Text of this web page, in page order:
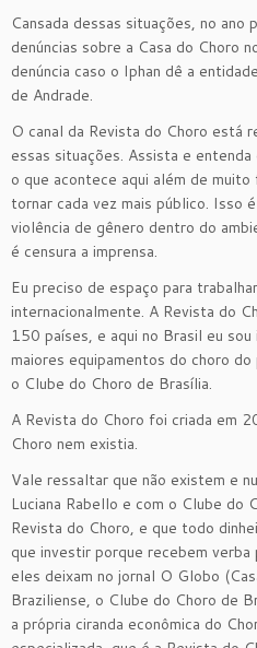
Cansada dessas situações, no ano
denúncias sobre a Casa do Choro
denúncia caso o Iphan dê a
de Andrade.
O canal da Revista do Choro está
essas situações. Assista e
o que acontece aqui além de
tornar cada vez mais público. Isso
violência de gênero dentro do
é censura a imprensa.
Eu preciso de espaço para
internacionalmente. A Revista do
150 países, e aqui no Brasil eu
maiores equipamentos do choro
o Clube do Choro de Brasília.
A Revista do Choro foi criada em
Choro nem existia.
Vale ressaltar que não existem e
Luciana Rabello e com o Clube do
Revista do Choro, e que todo
que investir porque recebem
eles deixam no jornal O Globo
Braziliense, o Clube do Choro de
a própria ciranda econômica do